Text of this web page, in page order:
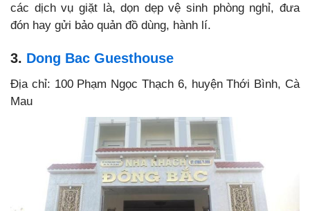
các dịch vụ giặt là, dọn dẹp vệ sinh phòng nghỉ, đưa
đón hay gửi bảo quản đồ dùng, hành lí.
3. Dong Bac Guesthouse
Địa chỉ: 100 Phạm Ngọc Thạch 6, huyện Thới Bình, Cà
Mau